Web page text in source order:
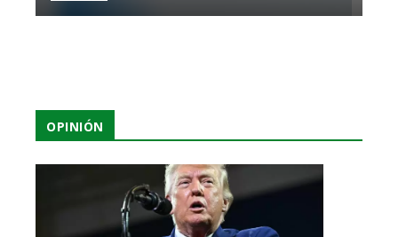
OPINIÓN